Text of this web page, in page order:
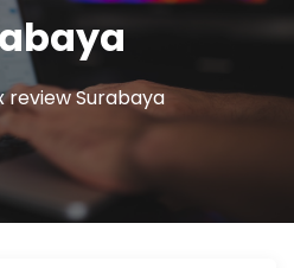
review Surabaya